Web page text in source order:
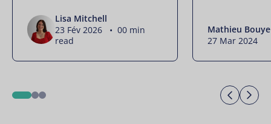
Lisa Mitchell
23 Fév 2026 • 00 min
read
Mathieu
27 Mar 2024
12